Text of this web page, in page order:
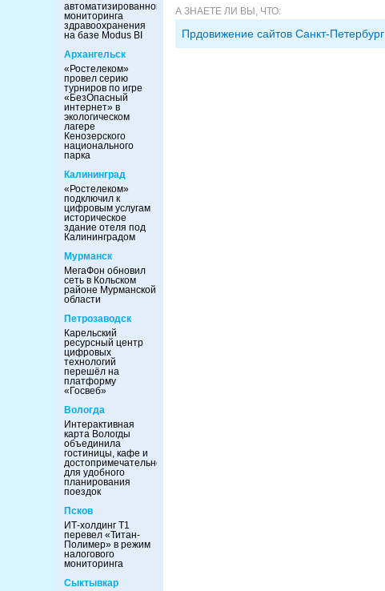
автоматизированного
мониторинга
здравоохранения
на базе Modus BI
Архангельск
«Ростелеком»
провел серию
турниров по игре
«БезОпасный
интернет» в
экологическом
лагере
Кенозерского
национального
парка
Калининград
«Ростелеком»
подключил к
цифровым услугам
историческое
здание отеля под
Калининградом
Мурманск
МегаФон обновил
сеть в Кольском
районе Мурманской
области
Петрозаводск
Карельский
ресурсный центр
цифровых
технологий
перешёл на
платформу
«Госвеб»
Вологда
Интерактивная
карта Вологды
объединила
гостиницы, кафе и
достопримечательности
для удобного
планирования
поездок
Псков
ИТ-холдинг Т1
перевел «Титан-
Полимер» в режим
налогового
мониторинга
Сыктывкар
А ЗНАЕТЕ ЛИ ВЫ, ЧТО:
Прдовижение сайтов Санкт-Петербург